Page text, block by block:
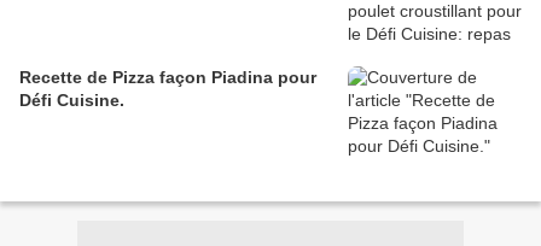
Recette de Pizza façon Piadina pour
Défi Cuisine.